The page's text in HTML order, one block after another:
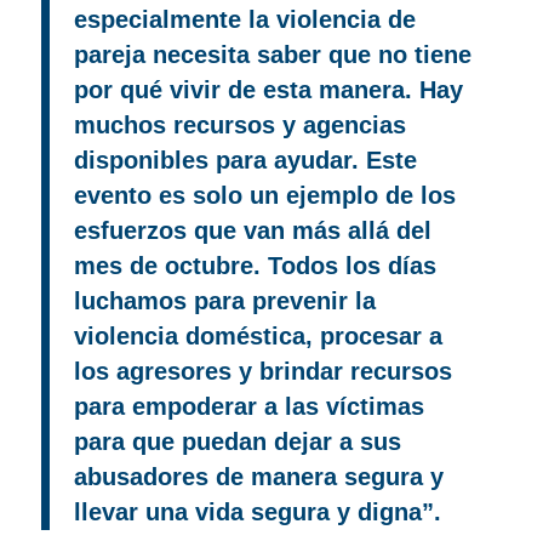
especialmente la violencia de
pareja necesita saber que no tiene
por qué vivir de esta manera. Hay
muchos recursos y agencias
disponibles para ayudar. Este
evento es solo un ejemplo de los
esfuerzos que van más allá del
mes de octubre. Todos los días
luchamos para prevenir la
violencia doméstica, procesar a
los agresores y brindar recursos
para empoderar a las víctimas
para que puedan dejar a sus
abusadores de manera segura y
llevar una vida segura y digna”.